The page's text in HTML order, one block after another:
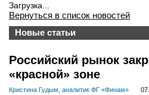
Загрузка...
Вернуться в список новостей
Новые статьи
Российский рынок
«красной» зоне
Кристина Гудым, аналитик ФГ «Финам»